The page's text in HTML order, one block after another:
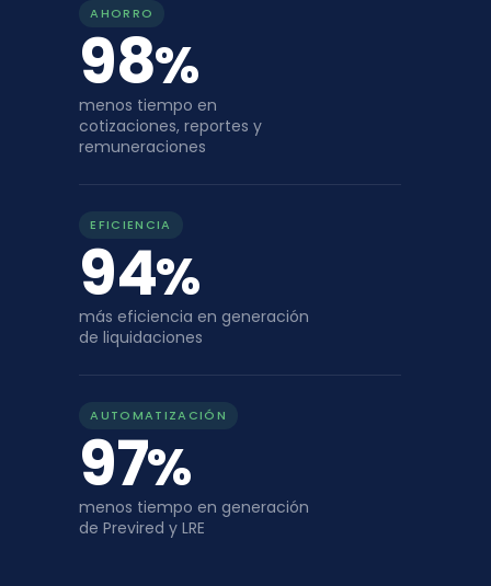
AHORRO
98%
menos tiempo en
cotizaciones, reportes y
remuneraciones
EFICIENCIA
94%
más eficiencia en generación
de liquidaciones
AUTOMATIZACIÓN
97%
menos tiempo en generación
de Previred y LRE